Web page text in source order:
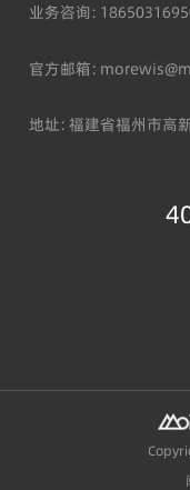
业务咨询：
官方邮箱：
地址：福建省福州市高